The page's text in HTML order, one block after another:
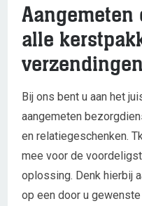
alle
Bij ons bent u aan het
aangemeten
en relatiegeschenken.
mee voor de
oplossing. Denk hierbij
op een door u